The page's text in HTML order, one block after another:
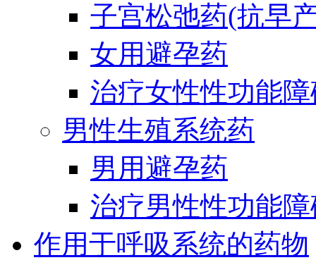
子宫松弛药(抗早
女用避孕药
治疗女性性功能
男性生殖系统药
男用避孕药
治疗男性性功能
作用于呼吸系统的药物